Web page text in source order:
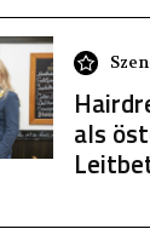
als